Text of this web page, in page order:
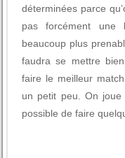
déterminées parce
pas forcément une
beaucoup plus
faudra se mettre
faire le meilleur
un petit peu. On joue
possible de faire